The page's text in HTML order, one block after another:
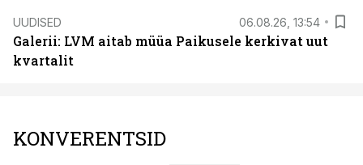
UUDISED 06.08.26, 13:54
Galerii: LVM aitab müüa Paikusele kerkivat uut
kvartalit
KONVERENTSID